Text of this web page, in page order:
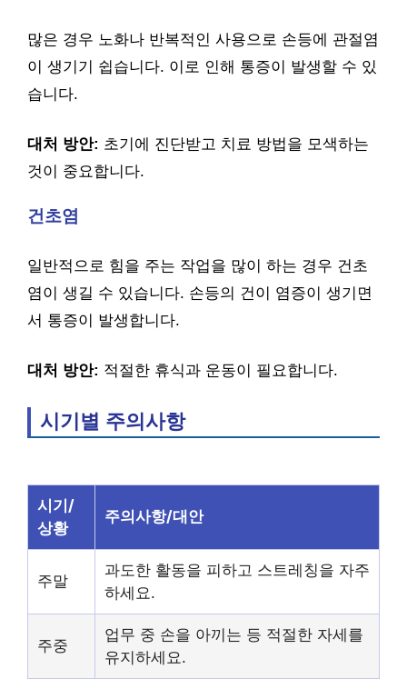
많은 경우 노화나 반복적인 사용으로 손등에 관절염
이 생기기 쉽습니다. 이로 인해 통증이 발생할 수 있
습니다.
대처 방안: 초기에 진단받고 치료 방법을 모색하는
것이 중요합니다.
건초염
일반적으로 힘을 주는 작업을 많이 하는 경우 건초
염이 생길 수 있습니다. 손등의 건이 염증이 생기면
서 통증이 발생합니다.
대처 방안: 적절한 휴식과 운동이 필요합니다.
시기별 주의사항
시기/
상황
주의사항/대안
주말
과도한 활동을 피하고 스트레칭을 자주
하세요.
주중
업무 중 손을 아끼는 등 적절한 자세를
유지하세요.